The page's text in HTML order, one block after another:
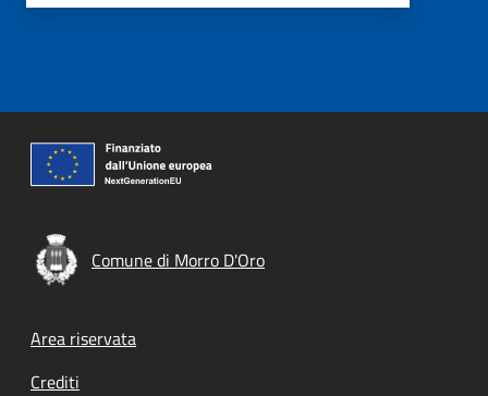
Comune di Morro D'Oro
Footer menu
Area riservata
Crediti